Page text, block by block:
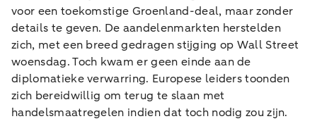
voor een toekomstige Groenland-deal, maar zonder
details te geven. De aandelenmarkten herstelden
zich, met een breed gedragen stijging op Wall Street
woensdag. Toch kwam er geen einde aan de
diplomatieke verwarring. Europese leiders toonden
zich bereidwillig om terug te slaan met
handelsmaatregelen indien dat toch nodig zou zijn.